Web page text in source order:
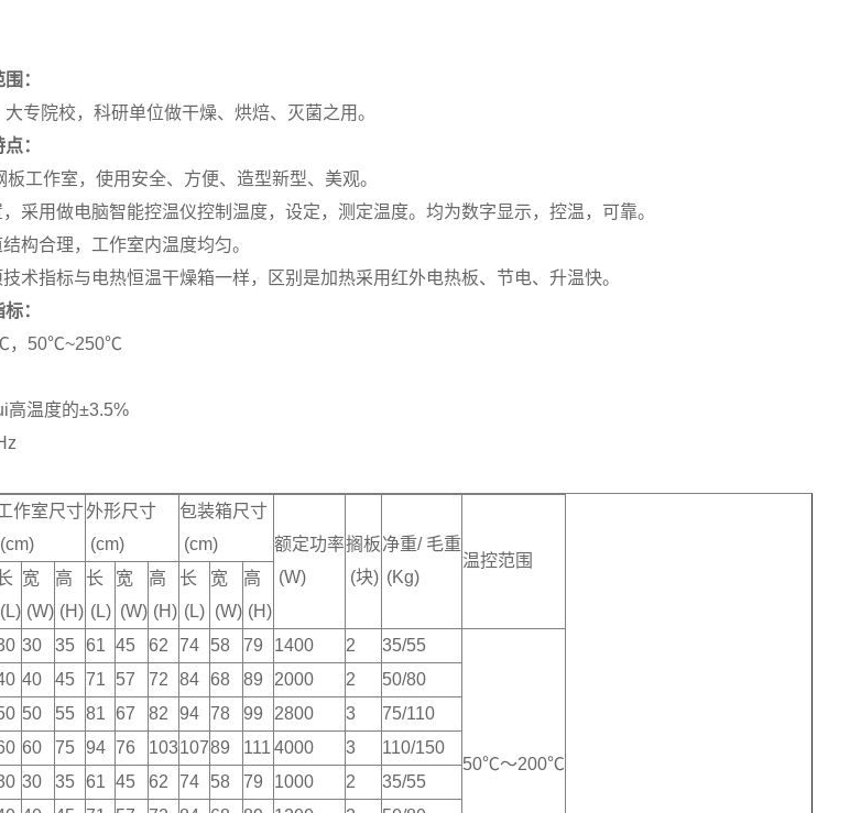
：
专院校，科研单位做干燥、烘焙、灭菌之用。
：
工作室，使用安全、方便、造型新型、美观。
采用做电脑智能控温仪控制温度，设定，测定温度。均为数字显示，控温，可靠。
构合理，工作室内温度均匀。
术指标与电热恒温干燥箱一样，区别是加热采用红外电热板、节电、升温快。
：
，50℃~250℃
高温度的±3.5%
作室尺寸
(cm)
外形尺寸
(cm)
包装箱尺寸
(cm)
额定功率
(W)
搁板
(块)
净重/ 毛重
(Kg)
温控范围
(L)
宽
(W)
高
(H)
长
(L)
宽
(W)
高
(H)
长
(L)
宽
(W)
高
(H)
30 35 61 45 62 74 58 79 1400 2 35/55
50℃～200℃
40 45 71 57 72 84 68 89 2000 2
50/80
50 55 81 67 82 94 78 99 2800 3
75/110
60 75 94 76 10310789 111 4000 3
110/150
30 35 61 45 62 74 58 79 1000 2
35/55